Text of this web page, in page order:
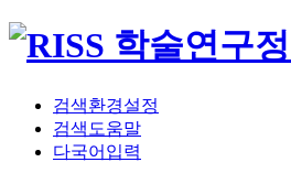
검색환경설정
검색도움말
다국어입력